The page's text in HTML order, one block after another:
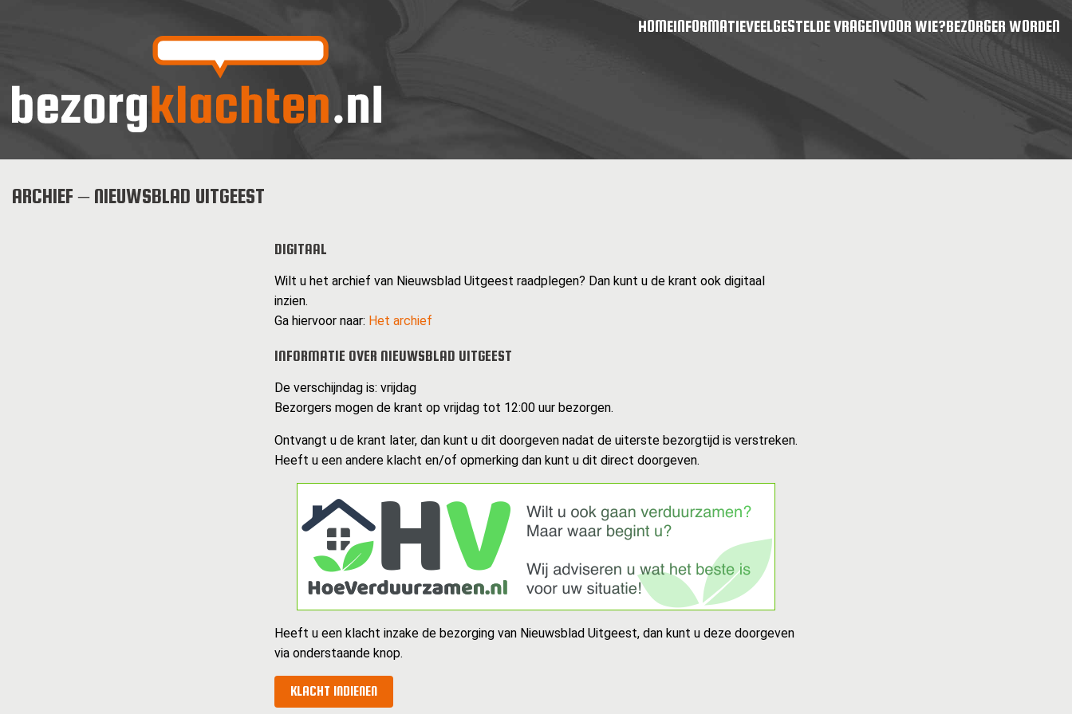
HOMEINFORMATIEVEELGESTELDE VRAGENVOOR WIE?BEZORGER WORDEN
ARCHIEF – NIEUWSBLAD UITGEEST
DIGITAAL
Wilt u het archief van Nieuwsblad Uitgeest raadplegen? Dan kunt u de krant ook digitaal
inzien.
Ga hiervoor naar: Het archief
INFORMATIE OVER NIEUWSBLAD UITGEEST
De verschijndag is: vrijdag
Bezorgers mogen de krant op vrijdag tot 12:00 uur bezorgen.
Ontvangt u de krant later, dan kunt u dit doorgeven nadat de uiterste bezorgtijd is verstreken.
Heeft u een andere klacht en/of opmerking dan kunt u dit direct doorgeven.
Heeft u een klacht inzake de bezorging van Nieuwsblad Uitgeest, dan kunt u deze doorgeven
via onderstaande knop.
KLACHT INDIENEN